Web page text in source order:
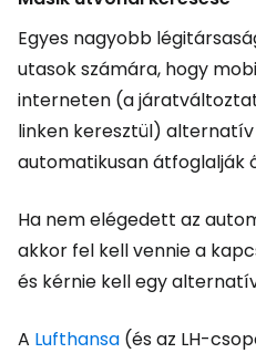
Egyes nagyobb
utasok számára, hogy
interneten (a
linken keresztül)
automatikusan átfoglalják
Ha nem elégedett az
akkor fel kell vennie a
és kérnie kell egy
A Lufthansa (és az LH-